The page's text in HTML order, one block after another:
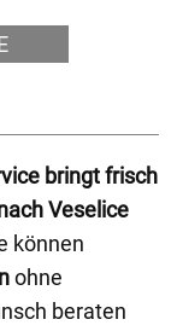
bringt frisch
Veselice
können
ohne
beraten